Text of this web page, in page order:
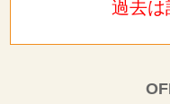
過去は